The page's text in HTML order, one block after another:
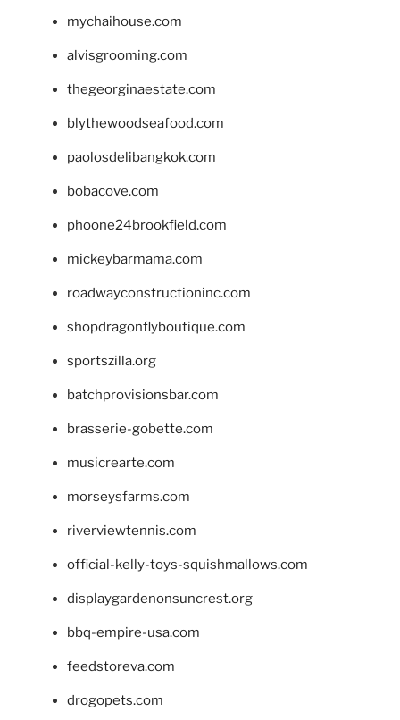
mychaihouse.com
alvisgrooming.com
thegeorginaestate.com
blythewoodseafood.com
paolosdelibangkok.com
bobacove.com
phoone24brookfield.com
mickeybarmama.com
roadwayconstructioninc.com
shopdragonflyboutique.com
sportszilla.org
batchprovisionsbar.com
brasserie-gobette.com
musicrearte.com
morseysfarms.com
riverviewtennis.com
official-kelly-toys-squishmallows.com
displaygardenonsuncrest.org
bbq-empire-usa.com
feedstoreva.com
drogopets.com